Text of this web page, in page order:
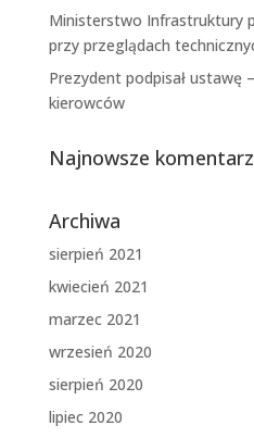
Ministerstwo Infrastruktury
przy przeglądach
Prezydent podpisał ustawę
kierowców
Najnowsze
Archiwa
sierpień 2021
kwiecień 2021
marzec 2021
wrzesień 2020
sierpień 2020
lipiec 2020